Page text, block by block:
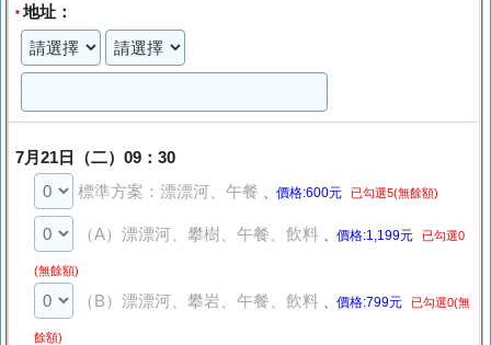
*地址：
7月21日（二）09：30
標準方案：漂漂河、午餐 、價格:600元 已勾選5(無餘額)
（A）漂漂河、攀樹、午餐、飲料 、價格:1,199元 已勾選0
(無餘額)
（B）漂漂河、攀岩、午餐、飲料 、價格:799元 已勾選0(無
餘額)